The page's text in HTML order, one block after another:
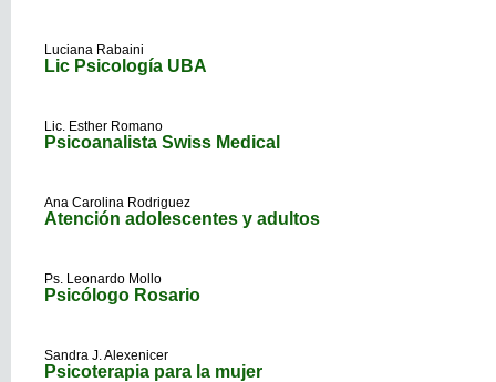
Luciana Rabaini
Lic Psicología UBA
Lic. Esther Romano
Psicoanalista Swiss Medical
Ana Carolina Rodriguez
Atención adolescentes y adultos
Ps. Leonardo Mollo
Psicólogo Rosario
Sandra J. Alexenicer
Psicoterapia para la mujer